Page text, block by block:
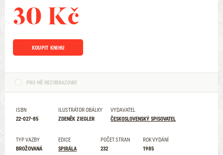
30 Kč
KOUPIT KNIHU
PRO MĚ NEZOBRAZOVAT
ISBN
22-027-85
ILUSTRÁTOR OBÁLKY
ZDENĚK ZIEGLER
VYDAVATEL
ČESKOSLOVENSKÝ SPISOVATEL
TYP VAZBY
BROŽOVANÁ
EDICE
SPIRÁLA
POČET STRAN
232
ROK VYDÁNÍ
1985